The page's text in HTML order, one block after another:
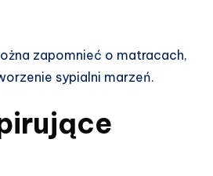
zapomnieć o matracach,
sypialni marzeń.